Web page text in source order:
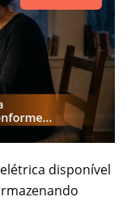
disponível